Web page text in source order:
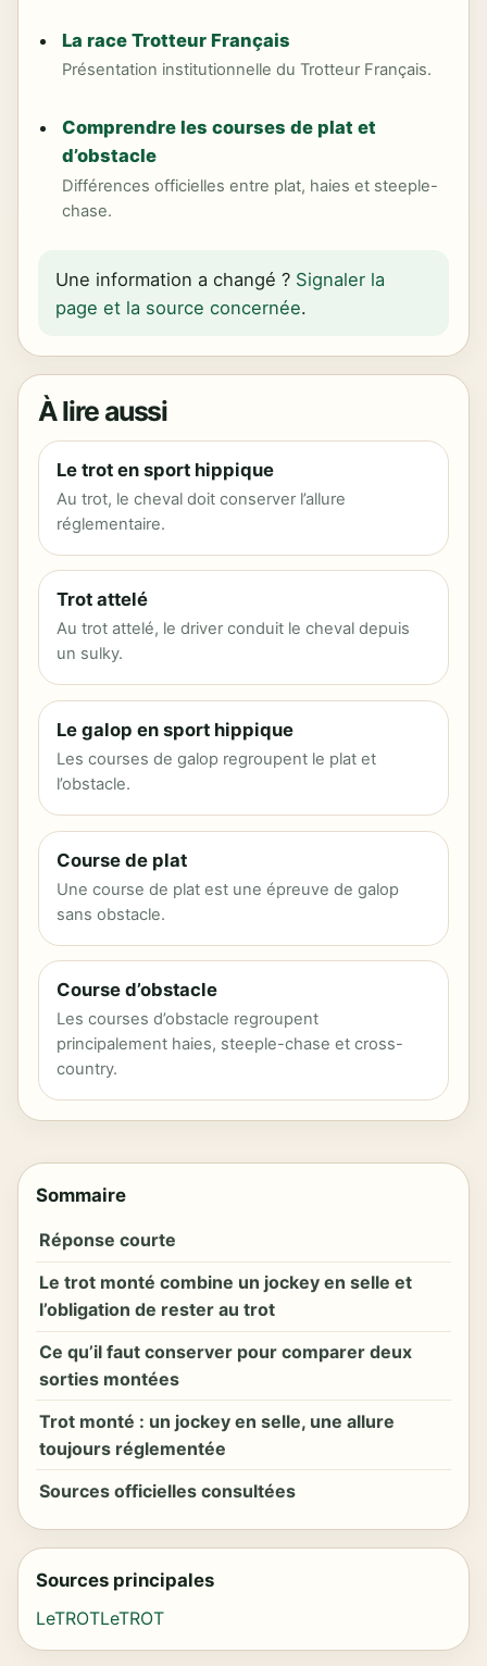
La race Trotteur Français
Présentation institutionnelle du Trotteur Français.
Comprendre les courses de plat et
d’obstacle
Différences officielles entre plat, haies et steeple-
chase.
Une information a changé ? Signaler la
page et la source concernée.
À lire aussi
Le trot en sport hippique
Au trot, le cheval doit conserver l’allure
réglementaire.
Trot attelé
Au trot attelé, le driver conduit le cheval depuis
un sulky.
Le galop en sport hippique
Les courses de galop regroupent le plat et
l’obstacle.
Course de plat
Une course de plat est une épreuve de galop
sans obstacle.
Course d’obstacle
Les courses d’obstacle regroupent
principalement haies, steeple-chase et cross-
country.
Sommaire
Réponse courte
Le trot monté combine un jockey en selle et
l’obligation de rester au trot
Ce qu’il faut conserver pour comparer deux
sorties montées
Trot monté : un jockey en selle, une allure
toujours réglementée
Sources officielles consultées
Sources principales
LeTROTLeTROT